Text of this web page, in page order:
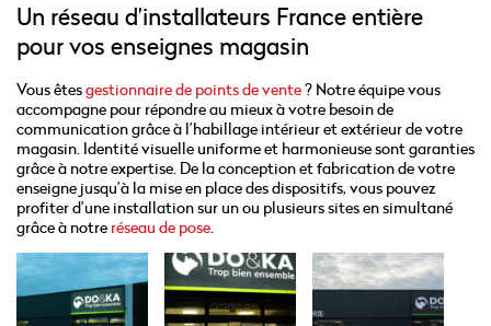
Un réseau d’installateurs France entière
pour vos enseignes magasin
Vous êtesgestionnaire de points de vente? Notre équipe vous
accompagne pour répondre au mieux à votre besoin de
communication grâce à l’habillage intérieur et extérieur de votre
magasin. Identité visuelle uniforme et harmonieuse sont garanties
grâce à notre expertise. De la conception et fabrication de votre
enseigne jusqu’à la mise en place des dispositifs, vous pouvez
profiter d’une installation sur un ou plusieurs sites en simultané
grâce à notre réseau de pose.